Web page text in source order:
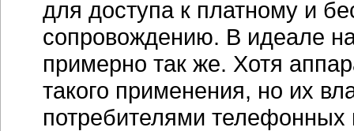
для доступа к платному и
сопровождению. В идеале
примерно так же. Хотя
такого применения, но их
потребителями